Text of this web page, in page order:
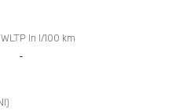
in l/100 km
-